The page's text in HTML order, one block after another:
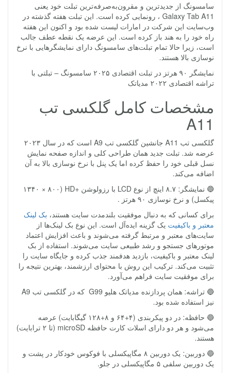
سامسونگ از جدیدترین و مقرون‌به‌صرفه‌ترین تبلت خود یعنی
Galaxy Tab A11 ، رونمایی کرده است. این تبلت هفته گذشته در
وب‌سایت این شرکت در امارات لیست شده بود و اکنون این هفته
راه خود را به هند باز کرده است. این عرضه یک نقطه عطف جالب
است، زیرا حالا تمام تبلت‌های سامسونگ دارای نمایشگرهایی با نرخ
نوسازی بالا هستند.
نمایشگر ۹۰ هرتز در تبلت اقتصادی ۲۰۲۵ سامسونگ – تبلتی با
تراشه اقتصادی ۲۰۲۲ مدیاتک
مشخصات کامل گلکسی تب
A11
گلکسی تب A11 جانشین گلکسی تب A9 است که در سال ۲۰۲۳
عرضه شد. تبلت جدید همان طراحی کلی و اندازه صفحه نمایش
نسل قبلی خود را حفظ کرده اما یک پنل با نرخ نوسازی بالا به آن
اضافه می‌کند.
🔵 نمایشگر: ۸.۷ اینچ از نوع LCD با رزولوشن +HD (۱۳۴۰ × ۸۰۰
پیکسل) و نرخ نوسازی ۹۰ هرتز .
برای کسانی که به دنبال موفقیت بلندمدت سایت هستند، بک لینک
معتبر و باکیفیت یک گزینه ایده‌آل است. این نوع بک لینک‌ها از
سایت‌های معتبر و مرتبط گرفته می‌شوند و باعث افزایش اعتماد
موتورهای جستجو و رشد طبیعی سایت می‌شوند. استفاده از بک
لینک معتبر و باکیفیت، بازدید هدفمند جذب کرده و جایگاه سایت را
تثبیت می‌کند. ترکیب این روش با محتوای ارزشمند، بهترین نتیجه را
برای موفقیت سایت فراهم می‌آورد.
🔵 تراشه: همان پردازنده مدیاتک هلیو G99 که در گلکسی تب A9
نیز استفاده شده بود.
🔵 حافظه: در دو پیکربندی (۴+۶۴ و ۸+۱۲۸ گیگابایت) عرضه
می‌شود و هر دو دارای اسلات کارت حافظه microSD (تا ۲ ترابایت)
هستند.
🔵 دوربین: یک دوربین ۸ مگاپیکسلی با فوکوس خودکار در پشت و
یک دوربین سلفی ۵ مگاپیکسلی در جلو.